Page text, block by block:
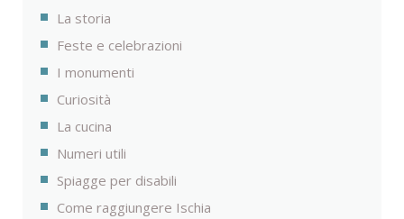
La storia
Feste e celebrazioni
I monumenti
Curiosità
La cucina
Numeri utili
Spiagge per disabili
Come raggiungere Ischia